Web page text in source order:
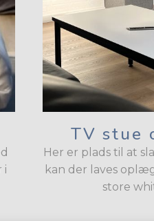
i
TV stue
Her er plads til at
kan der laves
store